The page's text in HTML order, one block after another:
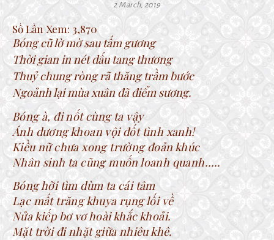
2 March, 2019
Số Lần Xem: 3,870
Bóng cũ lờ mờ sau tấm gương
Thời gian in nét dấu tang thương
Thuỷ chung ròng rã thăng trầm bước
Ngoảnh lại mùa xuân đã điểm sương.
Bóng à, đi nốt cùng ta vậy
Ánh dương khoan vội đốt tình xanh!
Kiều nữ chưa xong trường đoản khúc
Nhân sinh ta cũng muốn loanh quanh…..
Bóng hỡi tìm dùm ta cái tâm
Lạc mất trăng khuya rụng lối về
Nửa kiếp bơ vơ hoài khắc khoải.
Mặt trời đi nhặt giữa nhiêu khê.